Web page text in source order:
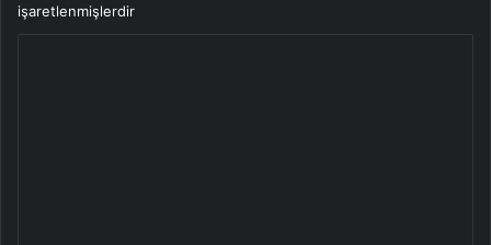
işaretlenmişlerdir